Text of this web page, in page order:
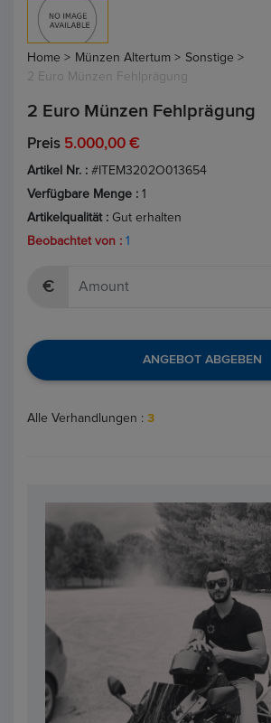
Home > Münzen Altertum > Sonstige >
2 Euro Münzen Fehlprägung
2 Euro Münzen Fehlprägung
Preis 5.000,00 €
Artikel Nr. : #ITEM3202O013654
Verfügbare Menge : 1
Artikelqualität : Gut erhalten
Beobachtet von : 1
€
ANGEBOT ABGEBEN
Alle Verhandlungen : 3